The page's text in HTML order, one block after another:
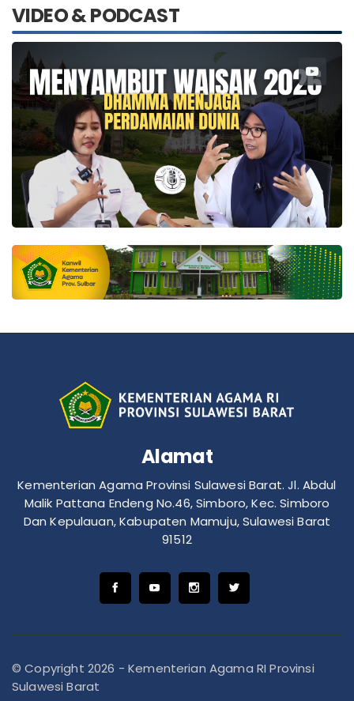
VIDEO & PODCAST
Alamat
Kementerian Agama Provinsi Sulawesi Barat. Jl. Abdul
Malik Pattana Endeng No.46, Simboro, Kec. Simboro
Dan Kepulauan, Kabupaten Mamuju, Sulawesi Barat
91512
© Copyright 2026 - Kementerian Agama RI Provinsi
Sulawesi Barat